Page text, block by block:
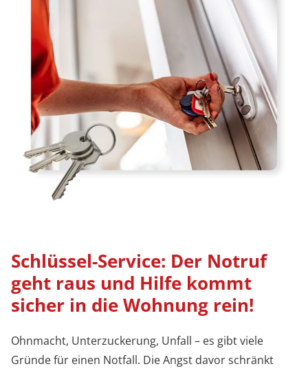
Schlüssel-Service: Der Notruf
geht raus und Hilfe kommt
sicher in die Wohnung rein!
Ohnmacht, Unterzuckerung, Unfall – es gibt viele
Gründe für einen Notfall. Die Angst davor schränkt